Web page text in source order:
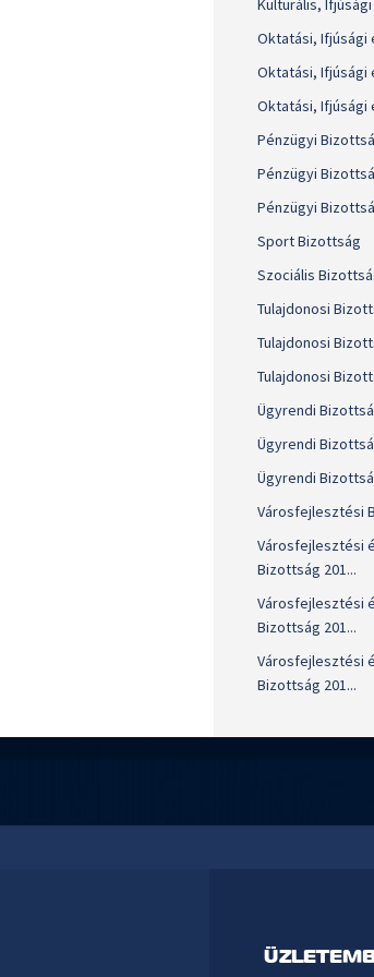
Kulturális,
Oktatási, Ifjúsági
Oktatási, Ifjúsági
Oktatási, Ifjúsági
Pénzügyi
Pénzügyi
Pénzügyi
Sport Bizottság
Szociális
Tulajdonosi
Tulajdonosi
Tulajdonosi
Ügyrendi
Ügyrendi
Ügyrendi
Városfejlesztési
Városfejlesztési
Bizottság 201...
Városfejlesztési
Bizottság 201...
Városfejlesztési
Bizottság 201...